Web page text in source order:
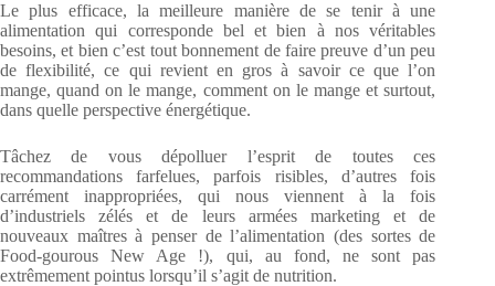
Le plus efficace, la meilleure manière de se tenir à une
alimentation qui corresponde bel et bien à nos véritables
besoins, et bien c’est tout bonnement de faire preuve d’un peu
de flexibilité, ce qui revient en gros à savoir ce que l’on
mange, quand on le mange, comment on le mange et surtout,
dans quelle perspective énergétique.
Tâchez de vous dépolluer l’esprit de toutes ces
recommandations farfelues, parfois risibles, d’autres fois
carrément inappropriées, qui nous viennent à la fois
d’industriels zélés et de leurs armées marketing et de
nouveaux maîtres à penser de l’alimentation (des sortes de
Food-gourous New Age !), qui, au fond, ne sont pas
extrêmement pointus lorsqu’il s’agit de nutrition.